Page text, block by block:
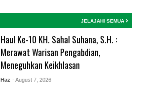
JELAJAHI SEMUA
Haul Ke-10 KH. Sahal Suhana, S.H. :
Merawat Warisan Pengabdian,
Meneguhkan Keikhlasan
Haz - August 7, 2026